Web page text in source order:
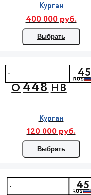
Курган
400 000 руб.
Выбрать
О448НВ
45
Курган
120 000 руб.
Выбрать
45